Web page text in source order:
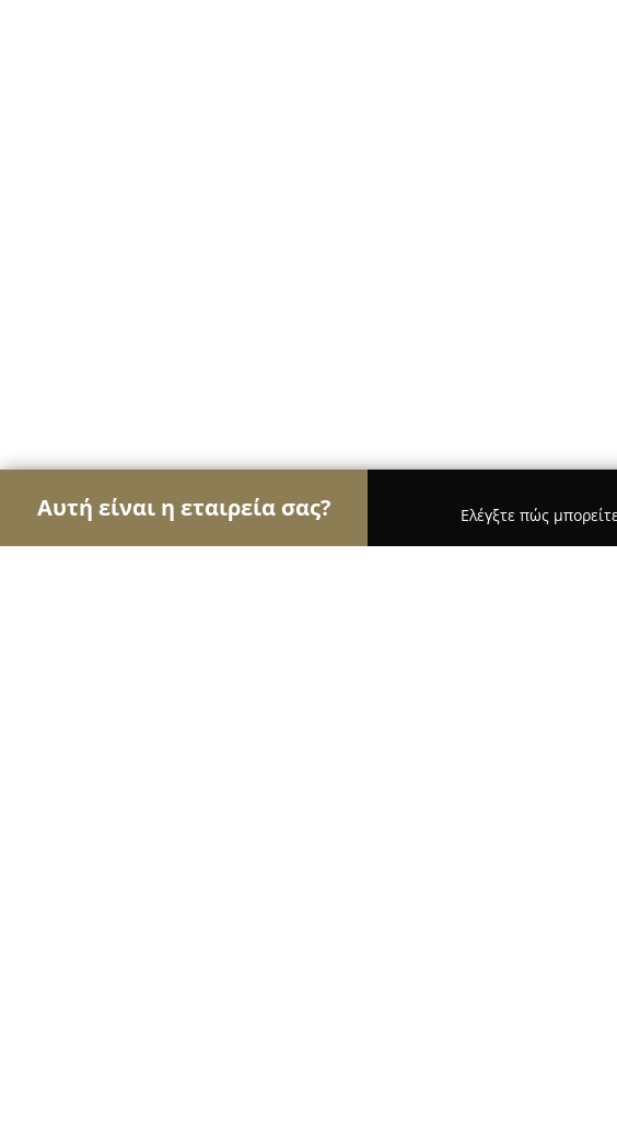
Αυτή είναι η εταιρεία σας?
Ελέγξτε πώς